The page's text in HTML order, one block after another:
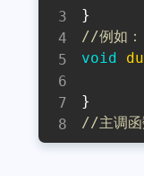
}
//例如：
void
}
//主调函